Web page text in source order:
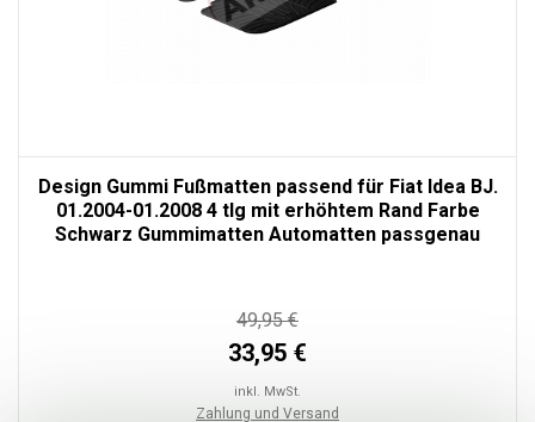
Design Gummi Fußmatten passend für Fiat Idea BJ.
01.2004-01.2008 4 tlg mit erhöhtem Rand Farbe
Schwarz Gummimatten Automatten passgenau
49,95 €
33,95 €
inkl. MwSt.
Zahlung und Versand